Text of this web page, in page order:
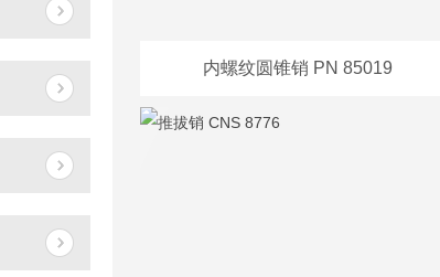
内螺纹圆锥销 PN 85019
千